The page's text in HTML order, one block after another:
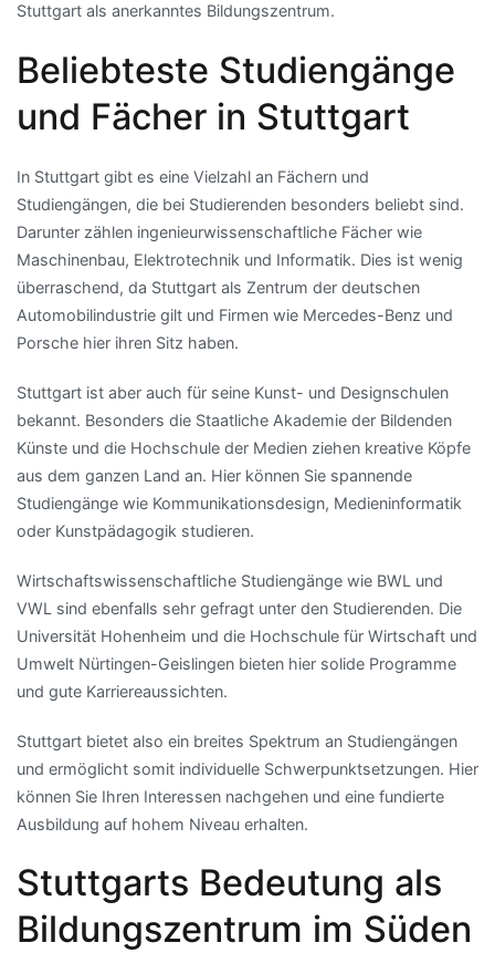
Stuttgart als anerkanntes Bildungszentrum.
Beliebteste Studiengänge
und Fächer in Stuttgart
In Stuttgart gibt es eine Vielzahl an Fächern und
Studiengängen, die bei Studierenden besonders beliebt sind.
Darunter zählen ingenieurwissenschaftliche Fächer wie
Maschinenbau, Elektrotechnik und Informatik. Dies ist wenig
überraschend, da Stuttgart als Zentrum der deutschen
Automobilindustrie gilt und Firmen wie Mercedes-Benz und
Porsche hier ihren Sitz haben.
Stuttgart ist aber auch für seine Kunst- und Designschulen
bekannt. Besonders die Staatliche Akademie der Bildenden
Künste und die Hochschule der Medien ziehen kreative Köpfe
aus dem ganzen Land an. Hier können Sie spannende
Studiengänge wie Kommunikationsdesign, Medieninformatik
oder Kunstpädagogik studieren.
Wirtschaftswissenschaftliche Studiengänge wie BWL und
VWL sind ebenfalls sehr gefragt unter den Studierenden. Die
Universität Hohenheim und die Hochschule für Wirtschaft und
Umwelt Nürtingen-Geislingen bieten hier solide Programme
und gute Karriereaussichten.
Stuttgart bietet also ein breites Spektrum an Studiengängen
und ermöglicht somit individuelle Schwerpunktsetzungen. Hier
können Sie Ihren Interessen nachgehen und eine fundierte
Ausbildung auf hohem Niveau erhalten.
Stuttgarts Bedeutung als
Bildungszentrum im Süden